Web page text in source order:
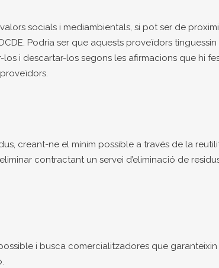
socials i mediambientals, si pot ser de
Podria ser que aquests proveïdors
i descartar-los segons les afirmacions que hi
creant-ne el mínim possible a través de la
contractant un servei d’eliminació de
i busca comercialitzadores que